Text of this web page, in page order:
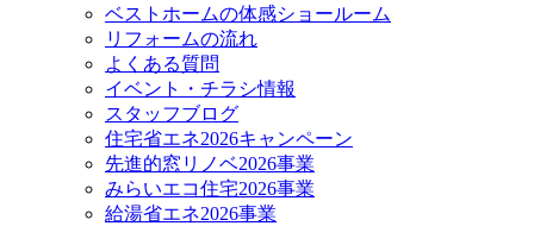
ベストホームの体感ショールーム
リフォームの流れ
よくある質問
イベント・チラシ情報
スタッフブログ
住宅省エネ2026キャンペーン
先進的窓リノベ2026事業
みらいエコ住宅2026事業
給湯省エネ2026事業